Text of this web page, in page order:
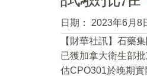
日期：
2023年6月8
【財華社訊】石藥
已獲加拿大衛生部
估CPO301於晚期實